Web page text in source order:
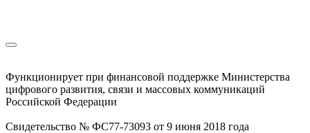
Функционирует при финансовой поддержке Министерства
цифрового развития, связи и массовых коммуникаций
Российской Федерации
Свидетельство № ФС77-73093 от 9 июня 2018 года